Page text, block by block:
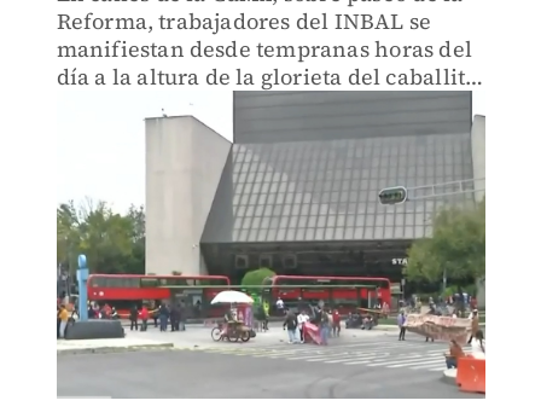
Reforma, trabajadores del INBAL se
manifiestan desde tempranas horas del
día a la altura de la glorieta del caballito.
Los trabajadores piden mejoras
salariales, que no se les retire el apoyo
en prestaciones y